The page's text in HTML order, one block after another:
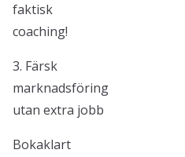
faktisk
coaching!
3. Färsk
marknadsföring
utan extra jobb
Bokaklart